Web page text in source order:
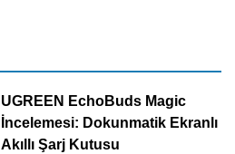
UGREEN EchoBuds Magic
İncelemesi: Dokunmatik Ekranlı
Akıllı Şarj Kutusu